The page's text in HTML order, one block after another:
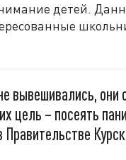
детей.
вывешивались,
цель – посеять